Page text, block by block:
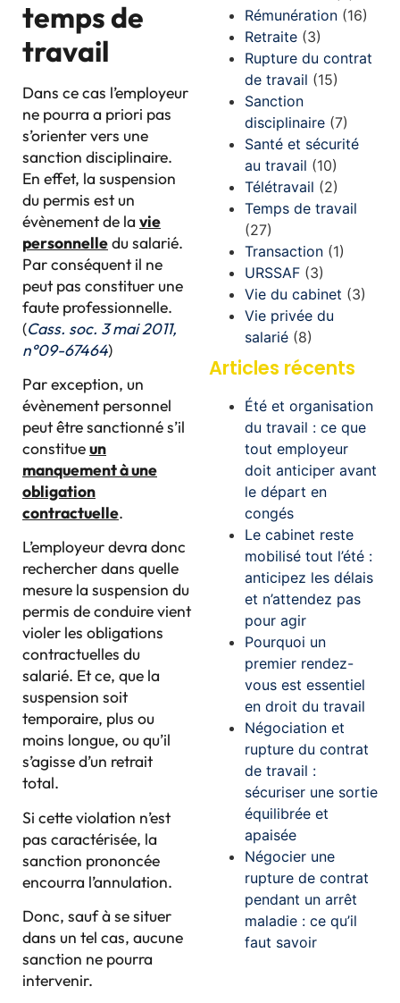
temps de
travail
Dans ce cas l’employeur
ne pourra a priori pas
s’orienter vers une
sanction disciplinaire.
En effet, la suspension
du permis est un
évènement de la vie
personnelledu salarié.
Par conséquent il ne
peut pas constituer une
faute professionnelle.
(Cass. soc. 3 mai 2011,
n°09-67464)
Par exception, un
évènement personnel
peut être sanctionné s’il
constitueun
manquement à une
obligation
contractuelle.
L’employeur devra donc
rechercher dans quelle
mesure la suspension du
permis de conduire vient
violer les obligations
contractuelles du
salarié. Et ce, que la
suspension soit
temporaire, plus ou
moins longue, ou qu’il
s’agisse d’un retrait
total.
Si cette violation n’est
pas caractérisée, la
sanction prononcée
encourra l’annulation.
Donc, sauf à se situer
dans un tel cas, aucune
sanction ne pourra
intervenir.
Rémunération (16)
Retraite (3)
Rupture du contrat
de travail (15)
Sanction
disciplinaire (7)
Santé et sécurité
au travail (10)
Télétravail (2)
Temps de travail
(27)
Transaction (1)
URSSAF (3)
Vie du cabinet (3)
Vie privée du
salarié (8)
Articles récents
Été et organisation
du travail : ce que
tout employeur
doit anticiper avant
le départ en
congés
Le cabinet reste
mobilisé tout l’été :
anticipez les délais
et n’attendez pas
pour agir
Pourquoi un
premier rendez-
vous est essentiel
en droit du travail
Négociation et
rupture du contrat
de travail :
sécuriser une sortie
équilibrée et
apaisée
Négocier une
rupture de contrat
pendant un arrêt
maladie : ce qu’il
faut savoir